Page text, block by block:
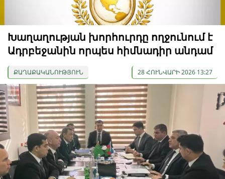
Խաղաղության խորհուրդը ողջունում է
Ադրբեջանին որպես հիմնադիր անդամ
ՔԱՂԱՔԱԿԱՆՈՒԹՅՈՒՆ 28 ՀՈՒՆՎԱՐԻ 2026 13:27